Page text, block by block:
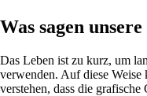
Was sagen
Das Leben ist zu kurz, um
verwenden. Auf diese
verstehen, dass die